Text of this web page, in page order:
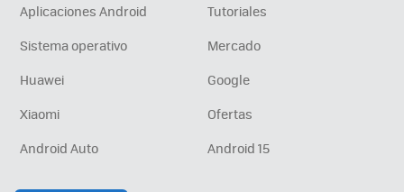
Aplicaciones Android
Tutoriales
Sistema operativo
Mercado
Huawei
Google
Xiaomi
Ofertas
Android Auto
Android 15